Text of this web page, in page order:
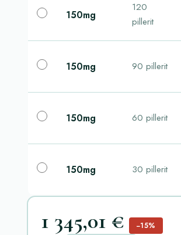
150mg
120
pillerit
150mg 90 pillerit
150mg 60 pillerit
150mg 30 pillerit
1 345,01 € −15%